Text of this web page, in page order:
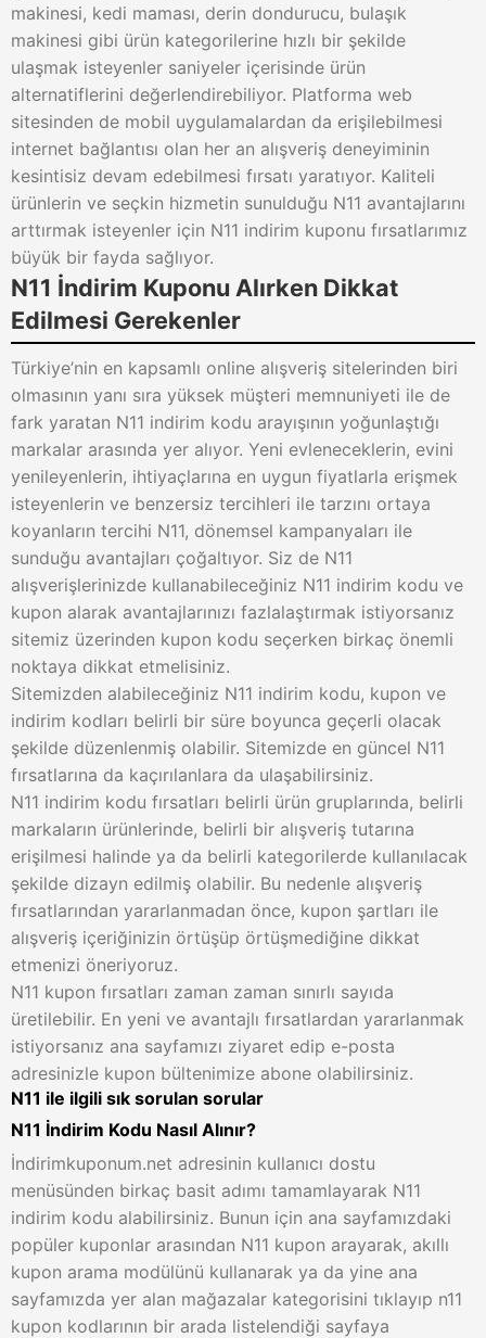
makinesi, kedi maması, derin dondurucu, bulaşık
makinesi gibi ürün kategorilerine hızlı bir şekilde
ulaşmak isteyenler saniyeler içerisinde ürün
alternatiflerini değerlendirebiliyor. Platforma web
sitesinden de mobil uygulamalardan da erişilebilmesi
internet bağlantısı olan her an alışveriş deneyiminin
kesintisiz devam edebilmesi fırsatı yaratıyor. Kaliteli
ürünlerin ve seçkin hizmetin sunulduğu N11 avantajlarını
arttırmak isteyenler için N11 indirim kuponu fırsatlarımız
büyük bir fayda sağlıyor.
N11 İndirim Kuponu Alırken Dikkat
Edilmesi Gerekenler
Türkiye’nin en kapsamlı online alışveriş sitelerinden biri
olmasının yanı sıra yüksek müşteri memnuniyeti ile de
fark yaratan N11 indirim kodu arayışının yoğunlaştığı
markalar arasında yer alıyor. Yeni evleneceklerin, evini
yenileyenlerin, ihtiyaçlarına en uygun fiyatlarla erişmek
isteyenlerin ve benzersiz tercihleri ile tarzını ortaya
koyanların tercihi N11, dönemsel kampanyaları ile
sunduğu avantajları çoğaltıyor. Siz de N11
alışverişlerinizde kullanabileceğiniz N11 indirim kodu ve
kupon alarak avantajlarınızı fazlalaştırmak istiyorsanız
sitemiz üzerinden kupon kodu seçerken birkaç önemli
noktaya dikkat etmelisiniz.
Sitemizden alabileceğiniz N11 indirim kodu, kupon ve
indirim kodları belirli bir süre boyunca geçerli olacak
şekilde düzenlenmiş olabilir. Sitemizde en güncel N11
fırsatlarına da kaçırılanlara da ulaşabilirsiniz.
N11 indirim kodu fırsatları belirli ürün gruplarında, belirli
markaların ürünlerinde, belirli bir alışveriş tutarına
erişilmesi halinde ya da belirli kategorilerde kullanılacak
şekilde dizayn edilmiş olabilir. Bu nedenle alışveriş
fırsatlarından yararlanmadan önce, kupon şartları ile
alışveriş içeriğinizin örtüşüp örtüşmediğine dikkat
etmenizi öneriyoruz.
N11 kupon fırsatları zaman zaman sınırlı sayıda
üretilebilir. En yeni ve avantajlı fırsatlardan yararlanmak
istiyorsanız ana sayfamızı ziyaret edip e-posta
adresinizle kupon bültenimize abone olabilirsiniz.
N11 ile ilgili sık sorulan sorular
N11 İndirim Kodu Nasıl Alınır?
İndirimkuponum.net adresinin kullanıcı dostu
menüsünden birkaç basit adımı tamamlayarak N11
indirim kodu alabilirsiniz. Bunun için ana sayfamızdaki
popüler kuponlar arasından N11 kupon arayarak, akıllı
kupon arama modülünü kullanarak ya da yine ana
sayfamızda yer alan mağazalar kategorisini tıklayıp n11
kupon kodlarının bir arada listelendiği sayfaya